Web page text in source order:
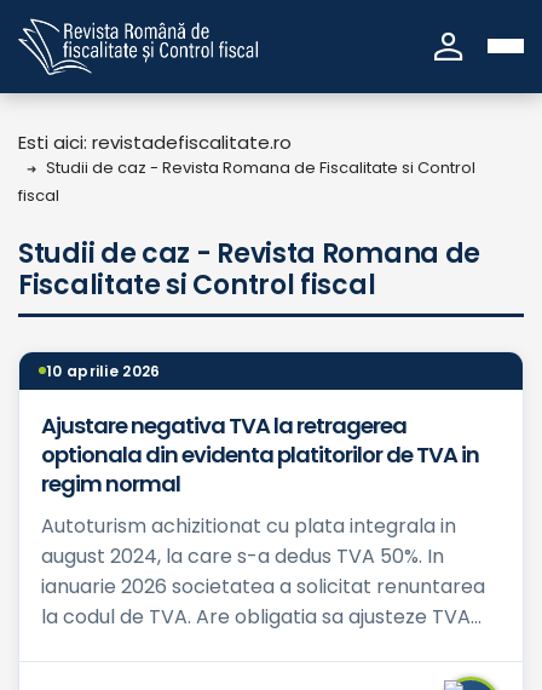
person
Esti aici: revistadefiscalitate.ro
Studii de caz - Revista Romana de Fiscalitate si Control
fiscal
Studii de caz - Revista Romana de
Fiscalitate si Control fiscal
10 aprilie 2026
Ajustare negativa TVA la retragerea
optionala din evidenta platitorilor de TVA in
regim normal
Autoturism achizitionat cu plata integrala in
august 2024, la care s-a dedus TVA 50%. In
ianuarie 2026 societatea a solicitat renuntarea
la codul de TVA. Are obligatia sa ajusteze TVA